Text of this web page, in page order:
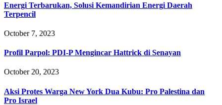
Energi Terbarukan, Solusi Kemandirian Energi Daerah
Terpencil
October 7, 2023
Profil Parpol: PDI-P Mengincar Hattrick di Senayan
October 20, 2023
Aksi Protes Warga New York Dua Kubu: Pro Palestina dan
Pro Israel